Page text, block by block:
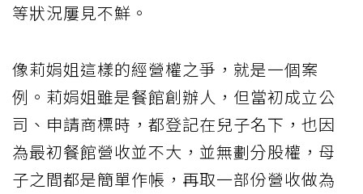
等狀況屢見不鮮。
像莉娟姐這樣的經營權之爭，就是一個案
例。莉娟姐雖是餐館創辦人，但當初成立公
司、申請商標時，都登記在兒子名下，也因
為最初餐館營收並不大，並無劃分股權，母
子之間都是簡單作帳，再取一部份營收做為